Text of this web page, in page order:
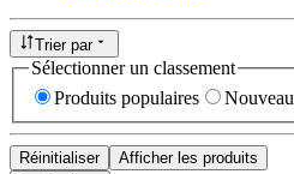
Trier par
Sélectionner un classement
Produits populaires
Nouveau
Réinitialiser
Afficher les produits